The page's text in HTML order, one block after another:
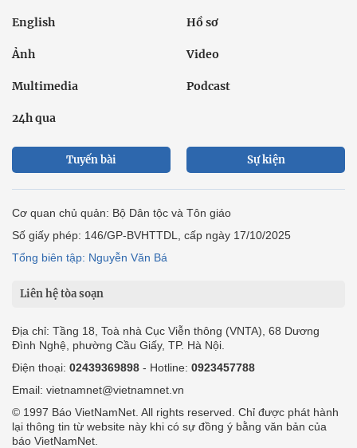
English Hồ sơ
Ảnh Video
Multimedia Podcast
24h qua
Tuyến bài Sự kiện
Cơ quan chủ quản: Bộ Dân tộc và Tôn giáo
Số giấy phép: 146/GP-BVHTTDL, cấp ngày 17/10/2025
Tổng biên tập: Nguyễn Văn Bá
Liên hệ tòa soạn
Địa chỉ: Tầng 18, Toà nhà Cục Viễn thông (VNTA), 68 Dương
Đình Nghệ, phường Cầu Giấy, TP. Hà Nội.
Điện thoại: 02439369898 - Hotline: 0923457788
Email: vietnamnet@vietnamnet.vn
© 1997 Báo VietNamNet. All rights reserved. Chỉ được phát hành
lại thông tin từ website này khi có sự đồng ý bằng văn bản của
báo VietNamNet.